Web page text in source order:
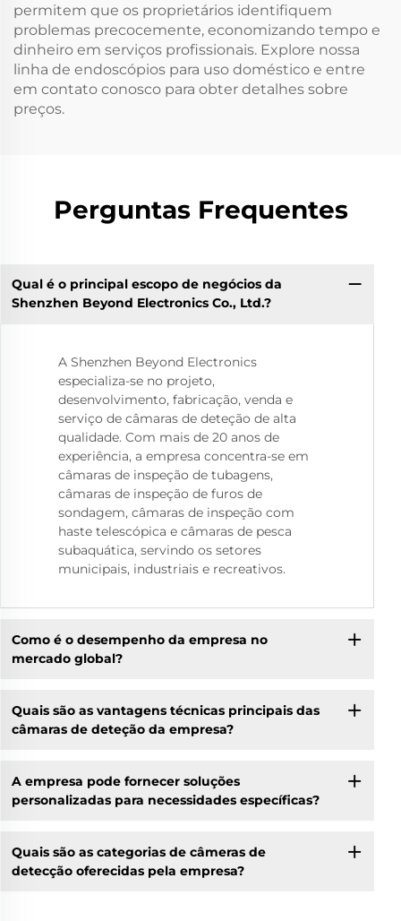
permitem que os proprietários identifiquem
problemas precocemente, economizando tempo e
dinheiro em serviços profissionais. Explore nossa
linha de endoscópios para uso doméstico e entre
em contato conosco para obter detalhes sobre
preços.
Perguntas Frequentes
Qual é o principal escopo de negócios da
Shenzhen Beyond Electronics Co., Ltd.?
A Shenzhen Beyond Electronics
especializa-se no projeto,
desenvolvimento, fabricação, venda e
serviço de câmaras de deteção de alta
qualidade. Com mais de 20 anos de
experiência, a empresa concentra-se em
câmaras de inspeção de tubagens,
câmaras de inspeção de furos de
sondagem, câmaras de inspeção com
haste telescópica e câmaras de pesca
subaquática, servindo os setores
municipais, industriais e recreativos.
Como é o desempenho da empresa no
mercado global?
Quais são as vantagens técnicas principais das
câmaras de deteção da empresa?
A empresa pode fornecer soluções
personalizadas para necessidades específicas?
Quais são as categorias de câmeras de
detecção oferecidas pela empresa?